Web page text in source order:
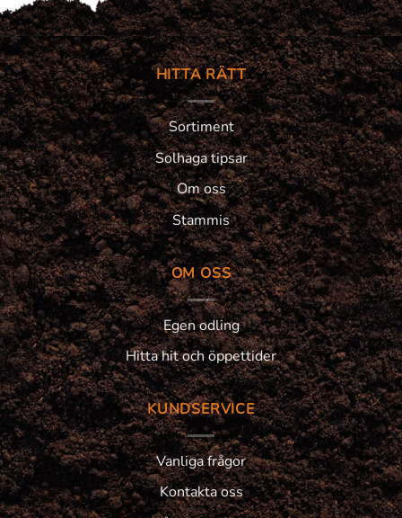
HITTA RÄTT
Sortiment
Solhaga tipsar
Om oss
Stammis
OM OSS
Egen odling
Hitta hit och öppettider
KUNDSERVICE
Vanliga frågor
Kontakta oss